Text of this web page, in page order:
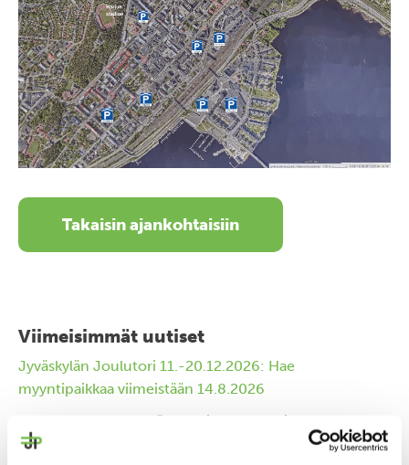
Takaisin ajankohtaisiin
Viimeisimmät uutiset
Jyväskylän Joulutori 11.-20.12.2026: Hae
myyntipaikkaa viimeistään 14.8.2026
P-Lyseo mukaan Jyväs-Parkin kohdetarjontaan
kesäkaudelle 2026